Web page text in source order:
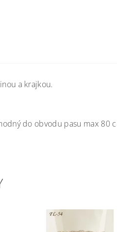
a krajkou.
do obvodu pasu max 80